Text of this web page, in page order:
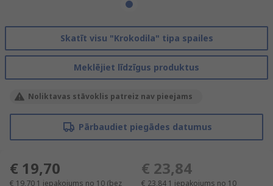
Skatīt visu "Krokodila" tipa spailes
Meklējiet līdzīgus produktus
Noliktavas stāvoklis patreiz nav pieejams
Pārbaudiet piegādes datumus
€ 19,70
€ 19,70 1 iepakojums no 10 (bez
€ 23,84
€ 23,84 1 iepakojums no 10